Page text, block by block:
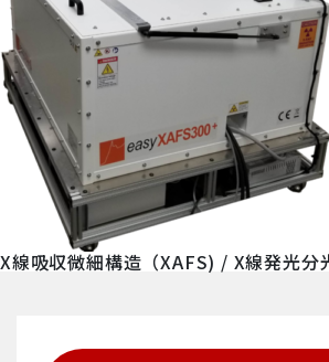
X線吸収微細構造（XAFS) / X線発光分